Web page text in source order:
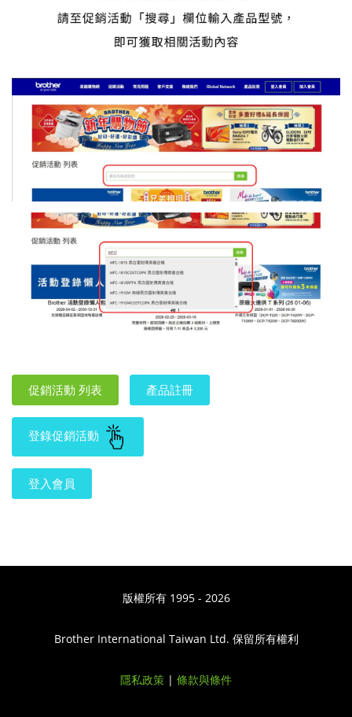
促銷活動 列表 產品註冊
登錄促銷活動
登入會員
版權所有 1995 - 2026
Brother International Taiwan Ltd. 保留所有權利
隱私政策 | 條款與條件